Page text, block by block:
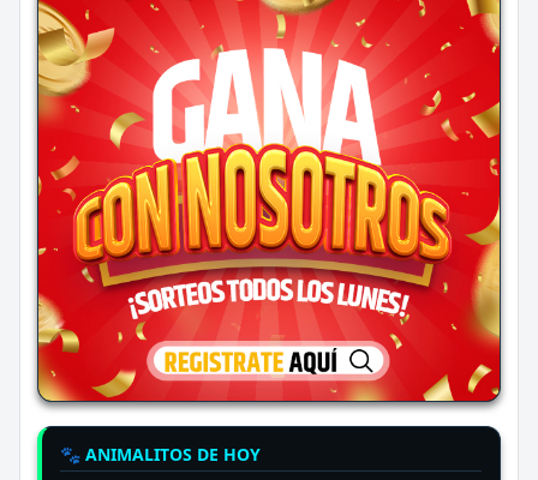
🐾 ANIMALITOS DE HOY